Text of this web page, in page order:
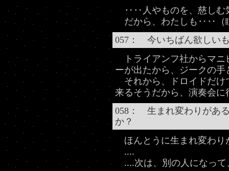
‥‥人やものを、慈しむ
だから、わたしも‥‥（
057： 今いちばん欲しい
トライアンフ社からマニ
ーが出たから、ジークの
それから、ドロイドだけ
来るそうだから、演奏会に
058： 生まれ変わりがあ
か？
ほんとうに生まれ変わ
‥‥
‥‥次は、別の人になって